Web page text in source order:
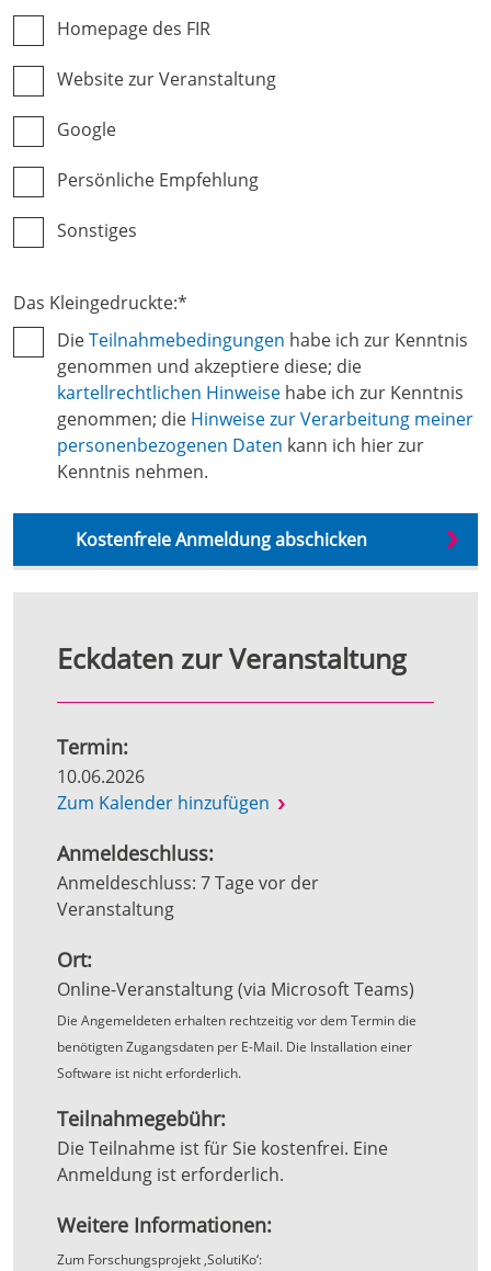
Homepage des FIR
Website zur Veranstaltung
Google
Persönliche Empfehlung
Sonstiges
Das Kleingedruckte:*
DieTeilnahmebedingungen habe ich zur Kenntnis
genommen und akzeptiere diese; die
kartellrechtlichen Hinweise habe ich zur Kenntnis
genommen; die Hinweise zur Verarbeitung meiner
personenbezogenen Daten kann ich hier zur
Kenntnis nehmen.
Eckdaten zur Veranstaltung
Termin:
10.06.2026
Zum Kalender hinzufügen
Anmeldeschluss:
Anmeldeschluss: 7 Tage vor der
Veranstaltung
Ort:
Online-Veranstaltung (via Microsoft Teams)
Die Angemeldeten erhalten rechtzeitig vor dem Termin die
benötigten Zugangsdaten per E-Mail. Die Installation einer
Software ist nicht erforderlich.
Teilnahmegebühr:
Die Teilnahme ist für Sie kostenfrei. Eine
Anmeldung ist erforderlich.
Weitere Informationen:
Zum Forschungsprojekt ‚SolutiKo‘: